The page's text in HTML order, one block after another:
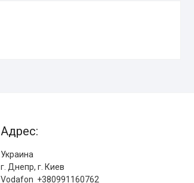
Адрес:
Украина
г. Днепр, г. Киев
Vodafon +380991160762